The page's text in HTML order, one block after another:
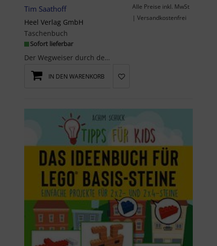
Tim Saathoff
Heel Verlag GmbH
Taschenbuch
Sofort lieferbar
Der Wegweiser durch den deutschen Schilderwald für kleines Geld - unverzichtbar für alle Verkehrs...
Alle Preise inkl. MwSt
| Versandkostenfrei
IN DEN WARENKORB